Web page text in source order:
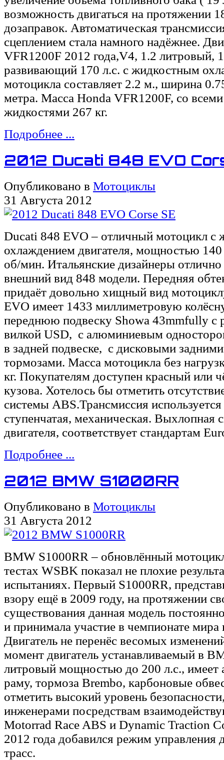
возможность двигаться на протяжении
дозаправок. Автоматическая
сцеплением стала намного надёжнее.
VFR1200F 2012 года,V4, 1.2 литровый,
развивающий 170 л.с. с жидкостным
мотоцикла составляет 2.2 м., ширина
метра. Масса Honda VFR1200F, со
жидкостями 267 кг.
Подробнее ...
2012 Ducati 848 EVO
Опубликовано в Мотоциклы
31 Августа 2012
Ducati 848 EVO – отличный мотоцикл с
охлаждением двигателя, мощностью
об/мин. Итальянские дизайнеры
внешний вид 848 модели. Передняя
придаёт довольно хищный вид
EVO имеет 1433 миллиметровую
переднюю подвеску Showa 43mmfully с
вилкой USD, с алюминиевым
в задней подвеске, с дисковыми
тормозами. Масса мотоцикла без
кг. Покупателям доступен красный или
кузова. Хотелось бы отметить
системы ABS.Трансмиссия
ступенчатая, механическая. Выхлопная
двигателя, соответствует стандартам
Подробнее ...
2012 BMW S1000RR
Опубликовано в Мотоциклы
31 Августа 2012
BMW S1000RR – обновлённый
тестах WSBK показал не плохие
испытаниях. Первый S1000RR,
взору ещё в 2009 году, на протяжении
существования данная модель
и принимала участие в чемпионате мира
Двигатель не перенёс весомых
момент двигатель устанавливаемый в
литровый мощностью до 200 л.с.,
раму, тормоза Brembo, карбоновые
отметить высокий уровень
инженерами посредствам
Motorrad Race ABS и Dynamic Traction
2012 года добавился режим управления
трасс.